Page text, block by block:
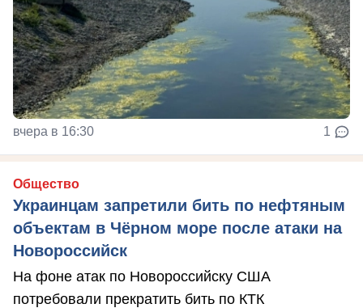
вчера в 16:30 1
Общество
Украинцам запретили бить по нефтяным
объектам в Чёрном море после атаки на
Новороссийск
На фоне атак по Новороссийску США
потребовали прекратить бить по КТК